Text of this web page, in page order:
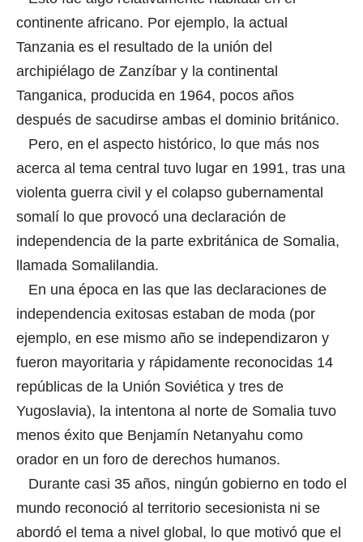
continente africano. Por ejemplo, la actual
Tanzania es el resultado de la unión del
archipiélago de Zanzíbar y la continental
Tanganica, producida en 1964, pocos años
después de sacudirse ambas el dominio británico.
Pero, en el aspecto histórico, lo que más nos
acerca al tema central tuvo lugar en 1991, tras una
violenta guerra civil y el colapso gubernamental
somalí lo que provocó una declaración de
independencia de la parte exbritánica de Somalia,
llamada Somalilandia.
En una época en las que las declaraciones de
independencia exitosas estaban de moda (por
ejemplo, en ese mismo año se independizaron y
fueron mayoritaria y rápidamente reconocidas 14
repúblicas de la Unión Soviética y tres de
Yugoslavia), la intentona al norte de Somalia tuvo
menos éxito que Benjamín Netanyahu como
orador en un foro de derechos humanos.
Durante casi 35 años, ningún gobierno en todo el
mundo reconoció al territorio secesionista ni se
abordó el tema a nivel global, lo que motivó que el